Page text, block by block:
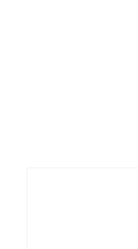
грязную